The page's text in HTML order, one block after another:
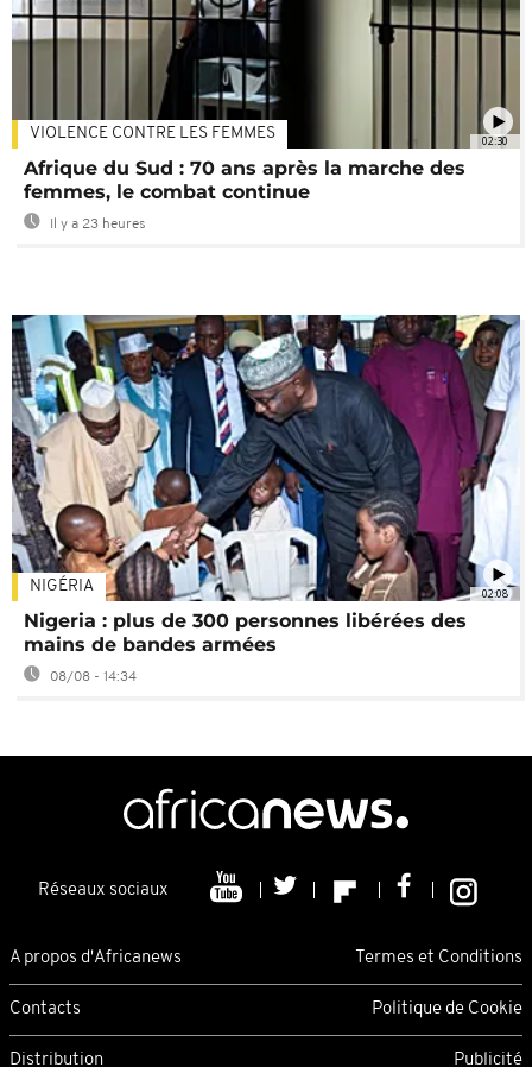
02:30
VIOLENCE CONTRE LES FEMMES
Afrique du Sud : 70 ans après la marche des
femmes, le combat continue
Il y a 23 heures
02:08
NIGÉRIA
Nigeria : plus de 300 personnes libérées des
mains de bandes armées
08/08 - 14:34
Réseaux sociaux
A propos d'Africanews Termes et Conditions
Contacts Politique de Cookie
Distribution Publicité